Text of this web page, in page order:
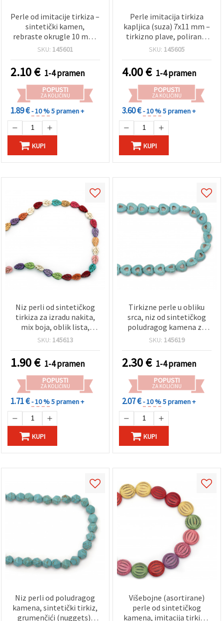
Perle od imitacije tirkiza –
sintetički kamen,
rebraste okrugle 10 mm,
oko 40 kom, za izradu
rukotvorine
SKU: 145601
2.10€ 1-4 pramen
POPUSTI
ZA KOLIČINU
1.89 €- 10 %5 pramen +
KUPI
Perle imitacija tirkiza
kapljica (suza) 7x11 mm –
tirkizno plave, polirane,
od sintetičkog kamena,
za DIY izradu nakita
SKU: 145605
4.00€ 1-4 pramen
POPUSTI
ZA KOLIČINU
3.60 €- 10 %5 pramen +
KUPI
Niz perli od sintetičkog
tirkiza za izradu nakita,
mix boja, oblik lista,
9x13x4 mm, cca 29 kom
SKU: 145613
1.90€ 1-4 pramen
POPUSTI
ZA KOLIČINU
1.71 €- 10 %5 pramen +
KUPI
Tirkizne perle u obliku
srca, niz od sintetičkog
poludragog kamena za
izradu nakita, 15x15x5
SKU: 145619
2.30€ 1-4 pramen
POPUSTI
ZA KOLIČINU
2.07 €- 10 %5 pramen +
KUPI
Niz perli od poludragog
kamena, sintetički tirkiz,
grumenčići (nuggets),
Višebojne (asortirane)
perle od sintetičkog
kamena, imitacija tirkiza,